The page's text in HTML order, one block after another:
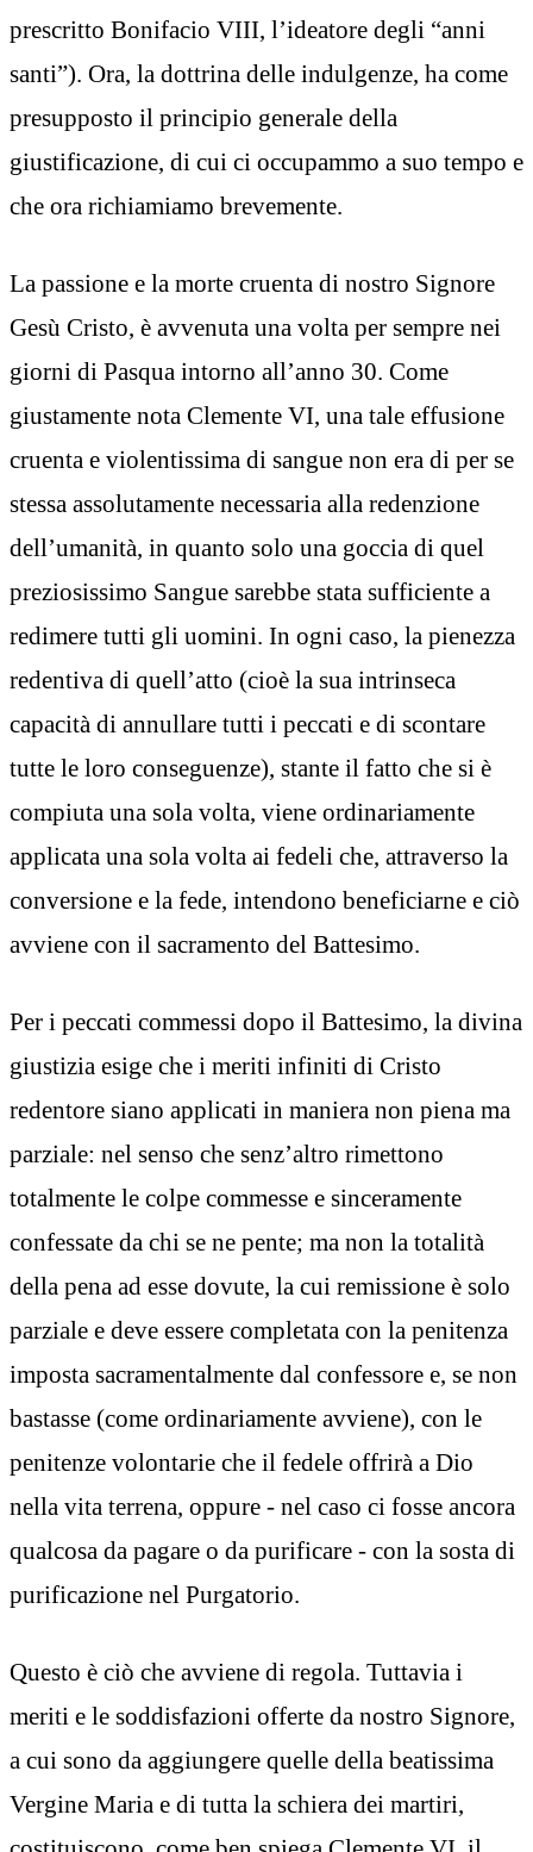
prescritto Bonifacio VIII, l’ideatore degli “anni
santi”). Ora, la dottrina delle indulgenze, ha come
presupposto il principio generale della
giustificazione, di cui ci occupammo a suo tempo e
che ora richiamiamo brevemente.
La passione e la morte cruenta di nostro Signore
Gesù Cristo, è avvenuta una volta per sempre nei
giorni di Pasqua intorno all’anno 30. Come
giustamente nota Clemente VI, una tale effusione
cruenta e violentissima di sangue non era di per se
stessa assolutamente necessaria alla redenzione
dell’umanità, in quanto solo una goccia di quel
preziosissimo Sangue sarebbe stata sufficiente a
redimere tutti gli uomini. In ogni caso, la pienezza
redentiva di quell’atto (cioè la sua intrinseca
capacità di annullare tutti i peccati e di scontare
tutte le loro conseguenze), stante il fatto che si è
compiuta una sola volta, viene ordinariamente
applicata una sola volta ai fedeli che, attraverso la
conversione e la fede, intendono beneficiarne e ciò
avviene con il sacramento del Battesimo.
Per i peccati commessi dopo il Battesimo, la divina
giustizia esige che i meriti infiniti di Cristo
redentore siano applicati in maniera non piena ma
parziale: nel senso che senz’altro rimettono
totalmente le colpe commesse e sinceramente
confessate da chi se ne pente; ma non la totalità
della pena ad esse dovute, la cui remissione è solo
parziale e deve essere completata con la penitenza
imposta sacramentalmente dal confessore e, se non
bastasse (come ordinariamente avviene), con le
penitenze volontarie che il fedele offrirà a Dio
nella vita terrena, oppure - nel caso ci fosse ancora
qualcosa da pagare o da purificare - con la sosta di
purificazione nel Purgatorio.
Questo è ciò che avviene di regola. Tuttavia i
meriti e le soddisfazioni offerte da nostro Signore,
a cui sono da aggiungere quelle della beatissima
Vergine Maria e di tutta la schiera dei martiri,